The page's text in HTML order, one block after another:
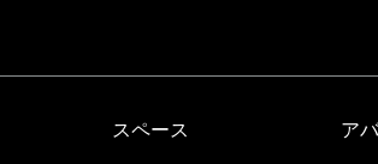
スペース
ア